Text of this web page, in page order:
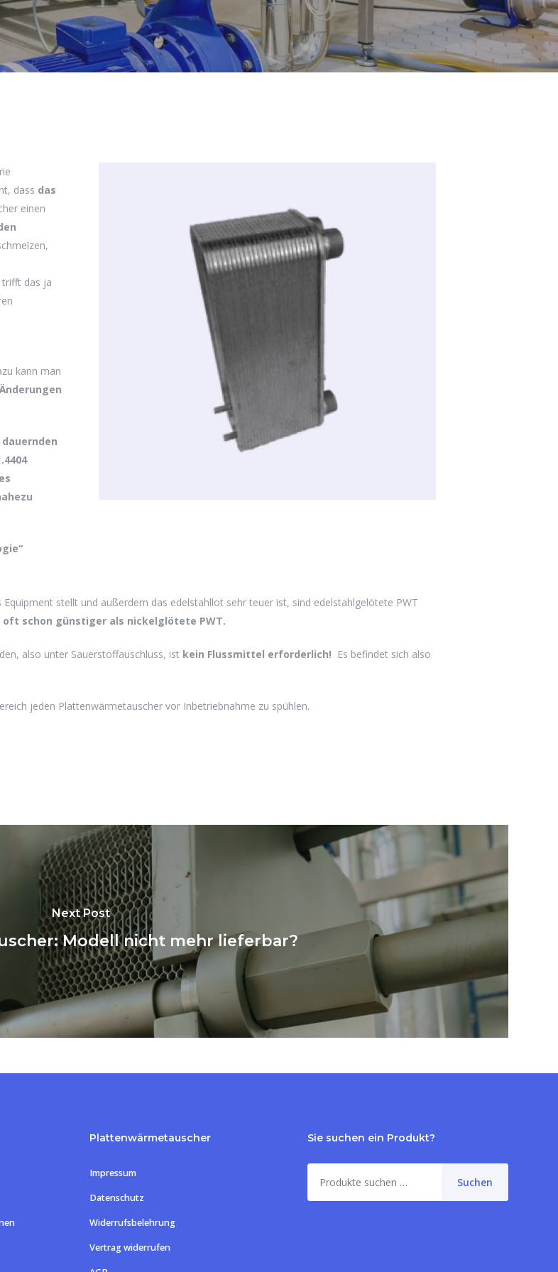
Zwischensumme:
dass das
einen
das ja
kann man
stellt und außerdem das edelstahllot sehr teuer ist, sind edelstahlgelötete PWT
oft schon günstiger als nickelglötete PWT.
also unter Sauerstoffauschluss, ist kein Flussmittel erforderlich! Es befindet sich also
jeden Plattenwärmetauscher vor Inbetriebnahme zu spühlen.
Next Post
Modell nicht mehr lieferbar?
Plattenwärmetauscher
Impressum
Datenschutz
Widerrufsbelehrung
Vertrag widerrufen
Sie suchen ein Produkt?
nach:
Suchen